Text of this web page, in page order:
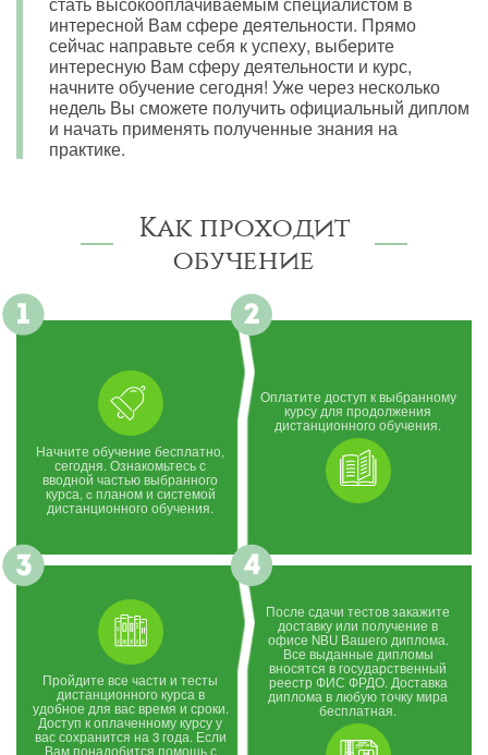
интересной Вам сфере деятельности. Прямо
сейчас направьте себя к успеху, выберите
интересную Вам сферу деятельности и курс,
начните обучение сегодня! Уже через несколько
недель Вы сможете получить официальный диплом
и начать применять полученные знания на
практике.
Как проходит
обучение
Начните обучение бесплатно,
сегодня. Ознакомьтесь с
вводной частью выбранного
курса, c планом и системой
дистанционного обучения.
Оплатите доступ к выбранному
курсу для продолжения
дистанционного обучения.
Пройдите все части и тесты
дистанционного курса в
удобное для вас время и сроки.
Доступ к оплаченному курсу у
вас сохранится на 3 года. Если
Вам понадобится помощь с
После сдачи тестов закажите
доставку или получение в
офисе NBU Вашего диплома.
Все выданные дипломы
вносятся в государственный
реестр ФИС ФРДО. Доставка
диплома в любую точку мира
бесплатная.